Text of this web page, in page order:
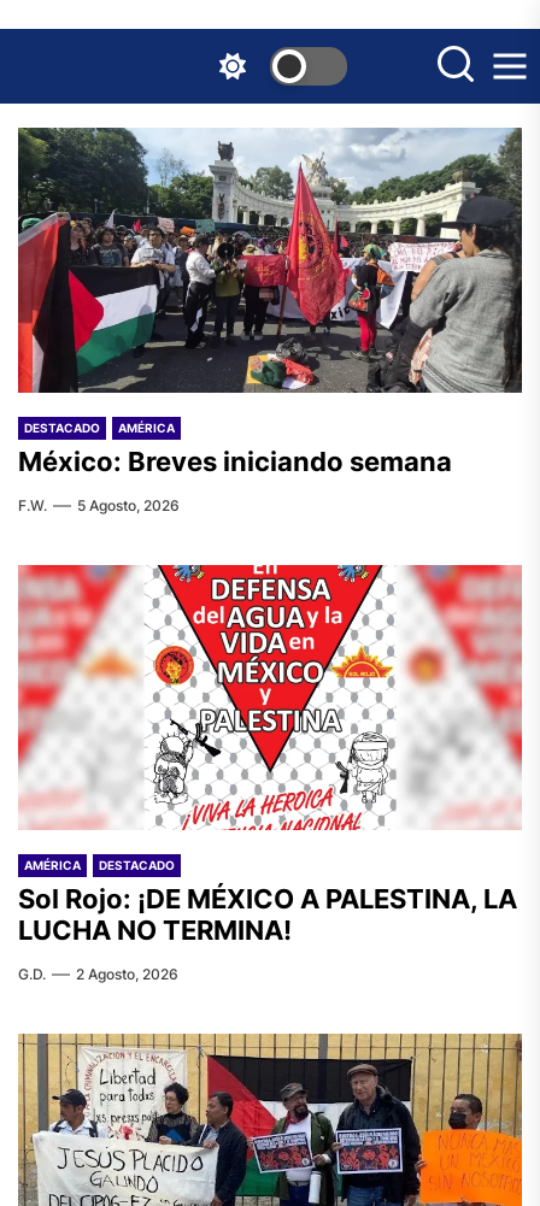
the
content
DESTACADO AMÉRICA
México: Breves iniciando semana
F.W. 5 Agosto, 2026
AMÉRICA DESTACADO
Sol Rojo: ¡DE MÉXICO A PALESTINA, LA
LUCHA NO TERMINA!
G.D. 2 Agosto, 2026